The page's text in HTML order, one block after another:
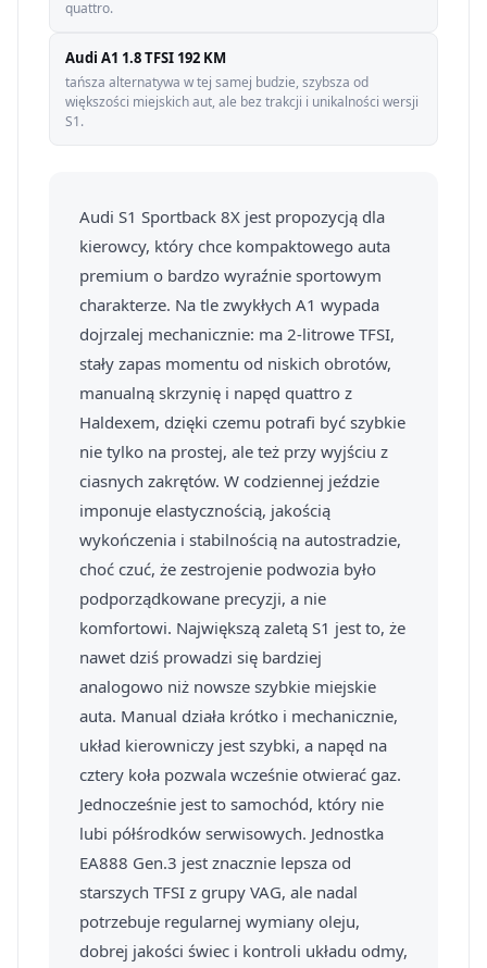
quattro.
Audi A1 1.8 TFSI 192 KM
tańsza alternatywa w tej samej budzie, szybsza od
większości miejskich aut, ale bez trakcji i unikalności wersji
S1.
Audi S1 Sportback 8X jest propozycją dla
kierowcy, który chce kompaktowego auta
premium o bardzo wyraźnie sportowym
charakterze. Na tle zwykłych A1 wypada
dojrzalej mechanicznie: ma 2-litrowe TFSI,
stały zapas momentu od niskich obrotów,
manualną skrzynię i napęd quattro z
Haldexem, dzięki czemu potrafi być szybkie
nie tylko na prostej, ale też przy wyjściu z
ciasnych zakrętów. W codziennej jeździe
imponuje elastycznością, jakością
wykończenia i stabilnością na autostradzie,
choć czuć, że zestrojenie podwozia było
podporządkowane precyzji, a nie
komfortowi. Największą zaletą S1 jest to, że
nawet dziś prowadzi się bardziej
analogowo niż nowsze szybkie miejskie
auta. Manual działa krótko i mechanicznie,
układ kierowniczy jest szybki, a napęd na
cztery koła pozwala wcześnie otwierać gaz.
Jednocześnie jest to samochód, który nie
lubi półśrodków serwisowych. Jednostka
EA888 Gen.3 jest znacznie lepsza od
starszych TFSI z grupy VAG, ale nadal
potrzebuje regularnej wymiany oleju,
dobrej jakości świec i kontroli układu odmy,